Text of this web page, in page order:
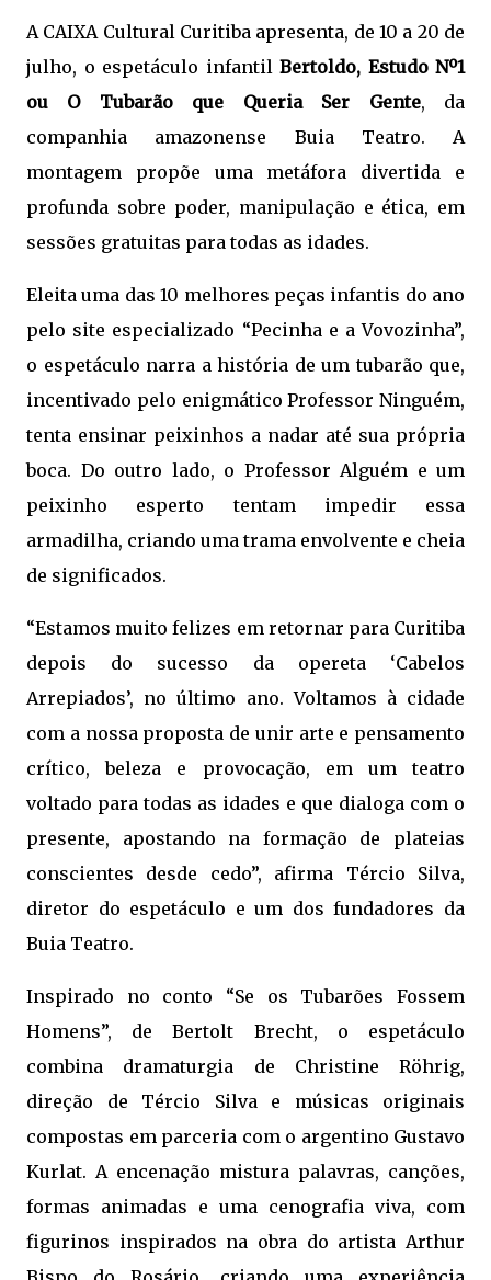
A CAIXA Cultural Curitiba apresenta, de 10 a 20 de
julho, o espetáculo infantil Bertoldo, Estudo Nº1
ou O Tubarão que Queria Ser Gente, da
companhia amazonense Buia Teatro. A
montagem propõe uma metáfora divertida e
profunda sobre poder, manipulação e ética, em
sessões gratuitas para todas as idades.
Eleita uma das 10 melhores peças infantis do ano
pelo site especializado “Pecinha e a Vovozinha”,
o espetáculo narra a história de um tubarão que,
incentivado pelo enigmático Professor Ninguém,
tenta ensinar peixinhos a nadar até sua própria
boca. Do outro lado, o Professor Alguém e um
peixinho esperto tentam impedir essa
armadilha, criando uma trama envolvente e cheia
de significados.
“Estamos muito felizes em retornar para Curitiba
depois do sucesso da opereta ‘Cabelos
Arrepiados’, no último ano. Voltamos à cidade
com a nossa proposta de unir arte e pensamento
crítico, beleza e provocação, em um teatro
voltado para todas as idades e que dialoga com o
presente, apostando na formação de plateias
conscientes desde cedo”, afirma Tércio Silva,
diretor do espetáculo e um dos fundadores da
Buia Teatro.
Inspirado no conto “Se os Tubarões Fossem
Homens”, de Bertolt Brecht, o espetáculo
combina dramaturgia de Christine Röhrig,
direção de Tércio Silva e músicas originais
compostas em parceria com o argentino Gustavo
Kurlat. A encenação mistura palavras, canções,
formas animadas e uma cenografia viva, com
figurinos inspirados na obra do artista Arthur